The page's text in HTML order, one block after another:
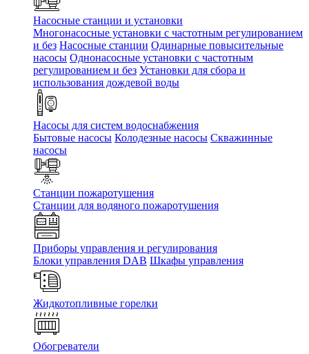
Насосные станции и установки
Многонасосные установки с частотным регулированием
и без Насосные станции Одинарные повысительные
насосы Однонасосные установки с частотным
регулированием и без Установки для сбора и
использования дождевой воды
Насосы для систем водоснабжения
Бытовые насосы Колодезные насосы Скважинные
насосы
Станции пожаротушения
Станции для водяного пожаротушения
Приборы управления и регулирования
Блоки управления DAB Шкафы управления
Жидкотопливные горелки
Обогреватели